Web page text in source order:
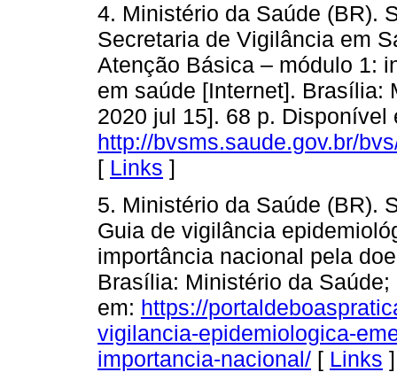
4. Ministério da Saúde (BR).
Secretaria de Vigilância em
Atenção Básica – módulo 1:
em saúde [Internet]. Brasília:
2020 jul 15]. 68 p. Disponível
http://bvsms.saude.gov.br/
[ Links ]
5. Ministério da Saúde (BR).
Guia de vigilância
importância nacional pela
Brasília: Ministério da
em: https://
vigilancia-epidemiologica-
importancia-nacional/ [ Links ]